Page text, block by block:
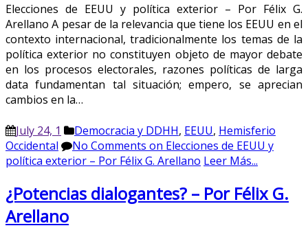
Elecciones de EEUU y política exterior – Por Félix G.
Arellano A pesar de la relevancia que tiene los EEUU en el
contexto internacional, tradicionalmente los temas de la
política exterior no constituyen objeto de mayor debate
en los procesos electorales, razones políticas de larga
data fundamentan tal situación; empero, se aprecian
cambios en la…
July 24, 1 Democracia y DDHH, EEUU, Hemisferio
Occidental
No Comments on Elecciones de EEUU y
política exterior – Por Félix G. Arellano Leer Más...
¿Potencias dialogantes? – Por Félix G.
Arellano